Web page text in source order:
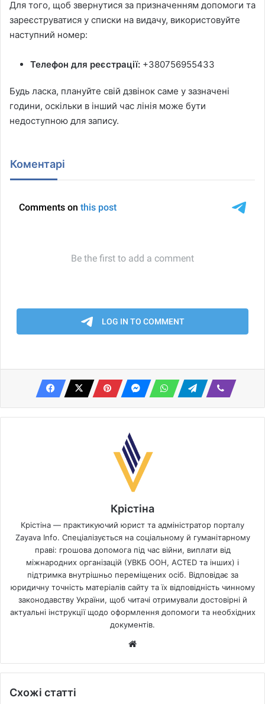
Для того, щоб звернутися за призначенням допомоги та
зареєструватися у списки на видачу, використовуйте
наступний номер:
Телефон для реєстрації: +380756955433
Будь ласка, плануйте свій дзвінок саме у зазначені
години, оскільки в інший час лінія може бути
недоступною для запису.
Коментарі
Крістіна
Крістіна — практикуючий юрист та адміністратор порталу
Zayava Info. Спеціалізується на соціальному й гуманітарному
праві: грошова допомога під час війни, виплати від
міжнародних організацій (УВКБ ООН, ACTED та інших) і
підтримка внутрішньо переміщених осіб. Відповідає за
юридичну точність матеріалів сайту та їх відповідність чинному
законодавству України, щоб читачі отримували достовірні й
актуальні інструкції щодо оформлення допомоги та необхідних
документів.
Схожі статті